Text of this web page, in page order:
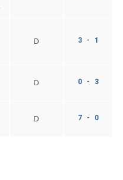
D 3 - 1
D 0 - 3
D 7 - 0